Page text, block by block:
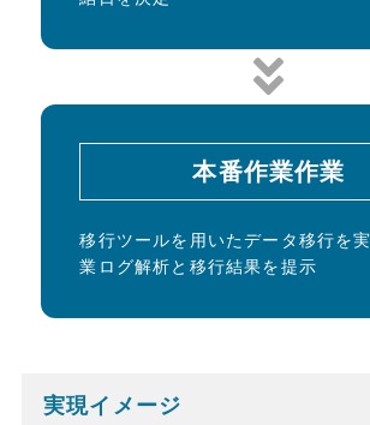
本番作業作業
移行ツールを用いたデータ移行を
業ログ解析と移行結果を提示
実現イメージ